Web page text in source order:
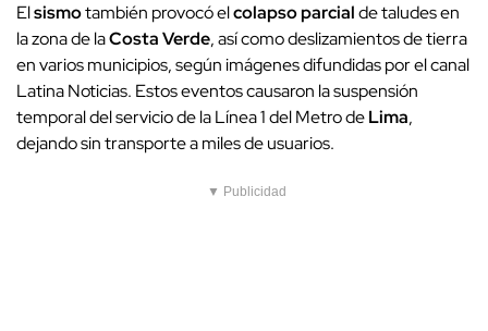
Elsismotambién provocó elcolapso parcialde taludes en
la zona de laCosta Verde, así como deslizamientos de tierra
en varios municipios, según imágenes difundidas por el canal
Latina Noticias. Estos eventos causaron la suspensión
temporal del servicio de la Línea 1 del Metro deLima,
dejando sin transporte a miles de usuarios.
▼ Publicidad